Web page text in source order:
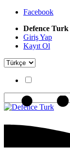
Facebook
Defence Turk
Giriş Yap
Kayıt Ol